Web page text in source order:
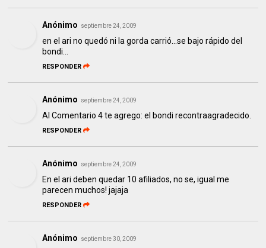
Anónimo septiembre 24, 2009
en el ari no quedó ni la gorda carrió...se bajo rápido del
bondi...
RESPONDER
Anónimo septiembre 24, 2009
Al Comentario 4 te agrego: el bondi recontraagradecido.
RESPONDER
Anónimo septiembre 24, 2009
En el ari deben quedar 10 afiliados, no se, igual me
parecen muchos! jajaja
RESPONDER
Anónimo septiembre 30, 2009